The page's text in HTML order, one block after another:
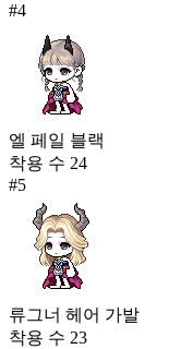
#4
엘 페일 블랙
착용 수 24
#5
류그너 헤어 가발
착용 수 23